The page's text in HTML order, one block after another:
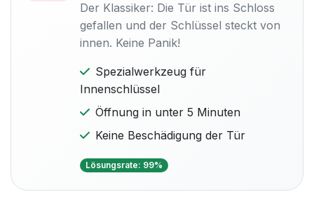
Der Klassiker: Die Tür ist ins Schloss
gefallen und der Schlüssel steckt von
innen. Keine Panik!
Spezialwerkzeug für
Innenschlüssel
Öffnung in unter 5 Minuten
Keine Beschädigung der Tür
Lösungsrate: 99%